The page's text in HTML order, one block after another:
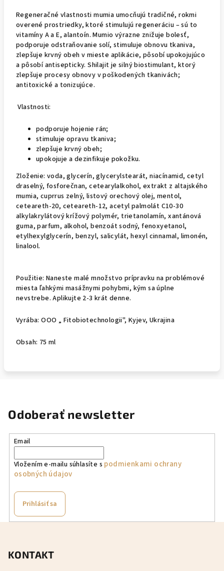
Regeneračné vlastnosti mumia umocňujú tradičné, rokmi
overené prostriedky, ktoré stimulujú regeneráciu – sú to
vitamíny A a E, alantoín. Mumio výrazne znižuje bolesť,
podporuje odstraňovanie solí, stimuluje obnovu tkaniva,
zlepšuje krvný obeh v mieste aplikácie, pôsobí upokojujúco
a pôsobí antisepticky. Shilajit je silný biostimulant, ktorý
zlepšuje procesy obnovy v poškodených tkanivách;
antitoxické a tonizujúce.
Vlastnosti:
podporuje hojenie rán;
stimuluje opravu tkaniva;
zlepšuje krvný obeh;
upokojuje a dezinfikuje pokožku.
Zloženie: voda, glycerín, glycerylstearát, niacínamid, cetyl
draselný, fosforečnan, cetearylalkohol, extrakt z altajského
mumia, cuprrus zelný, listový orechový olej, mentol,
ceteareth-20, ceteareth-12, acetyl palmolát C10-30
alkylakrylátový krížový polymér, trietanolamín, xantánová
guma, parfum, alkohol, benzoát sodný, fenoxyetanol,
etylhexylglycerín, benzyl, salicylát, hexyl cinnamal, limonén,
linalool.
Použitie: Naneste malé množstvo prípravku na problémové
miesta ľahkými masážnymi pohybmi, kým sa úplne
nevstrebe. Aplikujte 2-3 krát denne.
Vyrába: OOO „ Fitobiotechnologii", Kyjev, Ukrajina
Obsah: 75 ml
Odoberať newsletter
Email
Vložením e-mailu súhlasíte s podmienkami ochrany
osobných údajov
Prihlásiť sa
KONTAKT